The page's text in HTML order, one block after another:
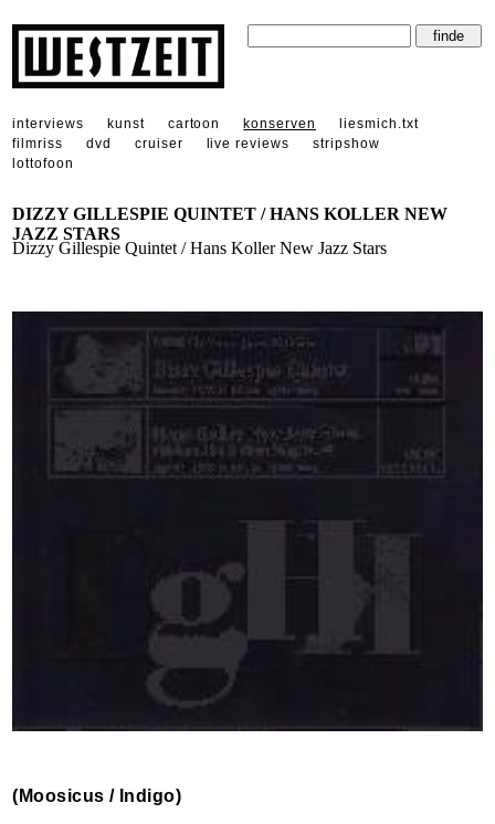
interviews kunst cartoon konserven
liesmich.txt
filmriss
dvd cruiser live reviews
stripshow
lottofoon
DIZZY GILLESPIE QUINTET / HANS KOLLER NEW
JAZZ STARS
Dizzy Gillespie Quintet / Hans Koller New Jazz Stars
(Moosicus / Indigo)